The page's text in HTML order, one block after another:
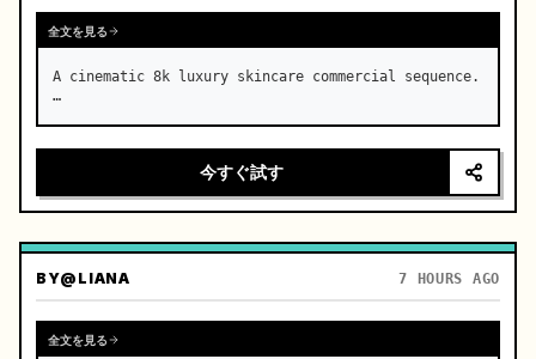
全文を見る
A cinematic 8k luxury skincare commercial sequence.
…
今すぐ試す
BY@LIANA 7 HOURS AGO
全文を見る